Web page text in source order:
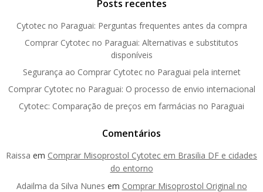
Posts recentes
Cytotec no Paraguai: Perguntas frequentes antes da compra
Comprar Cytotec no Paraguai: Alternativas e substitutos
disponíveis
Segurança ao Comprar Cytotec no Paraguai pela internet
Comprar Cytotec no Paraguai: O processo de envio internacional
Cytotec: Comparação de preços em farmácias no Paraguai
Comentários
Raissa em Comprar Misoprostol Cytotec em Brasilia DF e cidades
do entorno
Adailma da Silva Nunes em Comprar Misoprostol Original no